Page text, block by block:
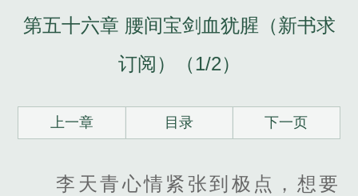
第五十六章 腰间宝剑血犹腥（新书求
订阅）（1/2）
上一章 目录 下一页
李天青心情紧张到极点，想要